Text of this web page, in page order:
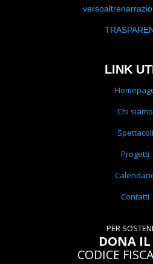
LINK
Chi siamo
Spettacoli
Progetti
Contatti
PER
DONA IL
CODICE